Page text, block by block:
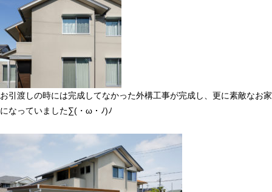
お引渡しの時には完成してなかった外構工事が完成し、更に素敵なお家
になっていました∑(・ω・ﾉ)ﾉ